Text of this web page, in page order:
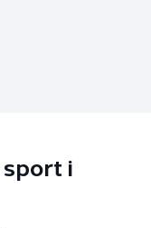
sport i